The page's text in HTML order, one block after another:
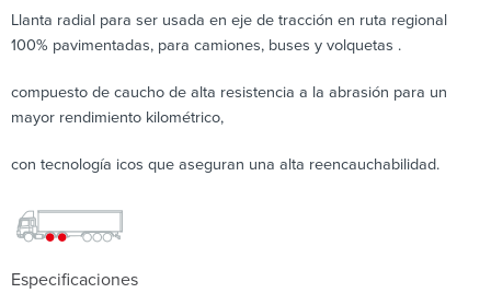
Llanta radial para ser usada en eje de tracción en ruta regional
100% pavimentadas, para camiones, buses y volquetas .
compuesto de caucho de alta resistencia a la abrasión para un
mayor rendimiento kilométrico,
con tecnología icos que aseguran una alta reencauchabilidad.
Especificaciones